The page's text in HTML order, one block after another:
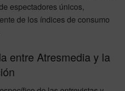
espectadores únicos,
de los índices de consumo
entre Atresmedia y la